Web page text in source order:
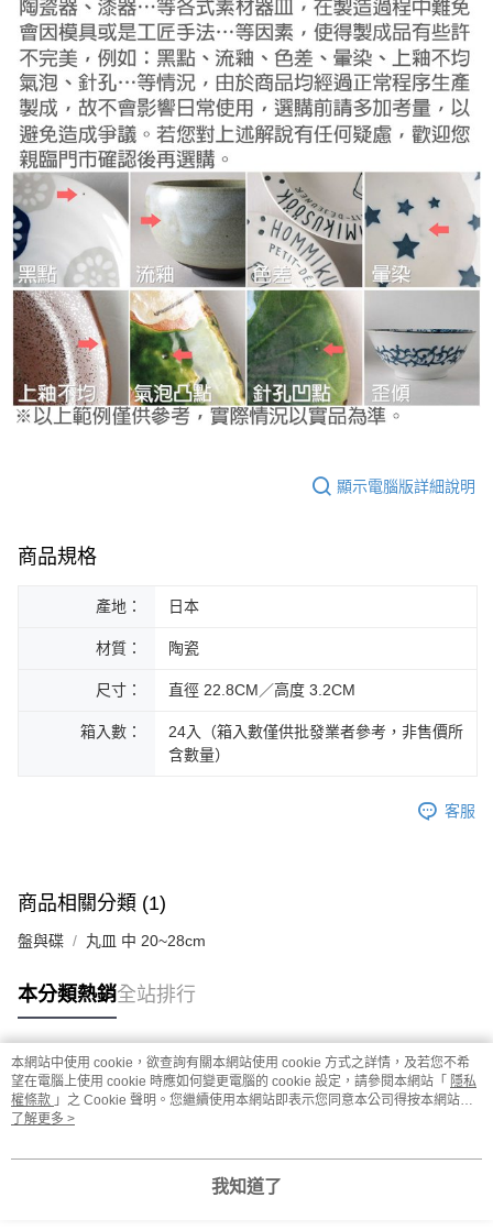
顯示電腦版詳細說明
商品規格
產地： 日本
材質： 陶瓷
尺寸： 直徑 22.8CM／高度 3.2CM
箱入數：
24入（箱入數僅供批發業者參考，非售價所
含數量）
客服
商品相關分類 (1)
盤與碟 丸皿 中 20~28cm
本分類熱銷全站排行
熱門標籤
本網站中使用 cookie，欲查詢有關本網站使用 cookie 方式之詳情，及若您不希
望在電腦上使用 cookie 時應如何變更電腦的 cookie 設定，請參閱本網站「 隱私
權條款 」之 Cookie 聲明。您繼續使用本網站即表示您同意本公司得按本網站使
用條款之 Cookie 聲明使用 cookie。
了解更多 >
我知道了